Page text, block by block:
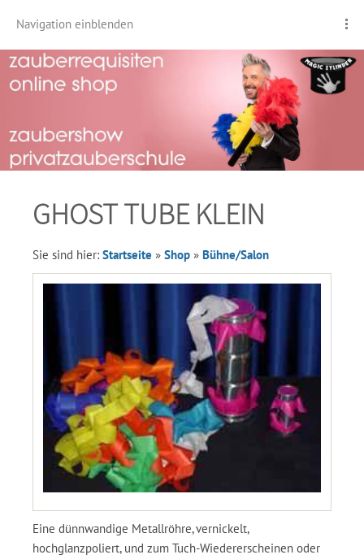
Navigation einblenden
GHOST TUBE KLEIN
Sie sind hier: Startseite » Shop » Bühne/Salon
Eine dünnwandige Metallröhre, vernickelt,
hochglanzpoliert, und zum Tuch-Wiedererscheinen oder